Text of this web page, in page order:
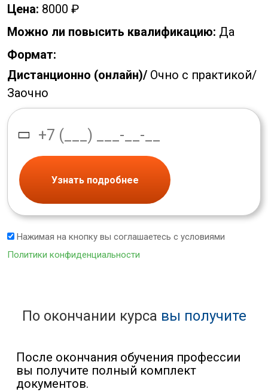
Цена: 8000 ₽
Можно ли повысить квалификацию: Да
Формат:
Дистанционно (онлайн)/ Очно с практикой/
Заочно
Узнать подробнее
Нажимая на кнопку вы соглашаетесь с условиями
Политики конфиденциальности
По окончании курса вы получите
После окончания обучения профессии
вы получите полный комплект
документов.